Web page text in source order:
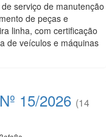
serviço de manutenção
de peças e
linha, com certificação
de veículos e máquinas
15/2026 (14